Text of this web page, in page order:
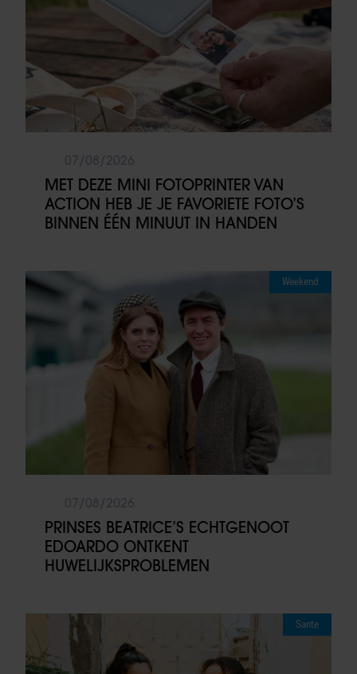
MET DEZE MINI FOTOPRINTER VAN
ACTION HEB JE JE FAVORIETE FOTO’S
BINNEN ÉÉN MINUUT IN HANDEN
Weekend
PRINSES BEATRICE’S ECHTGENOOT
EDOARDO ONTKENT
HUWELIJKSPROBLEMEN
Sante